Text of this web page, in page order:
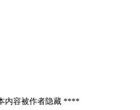
内容被作者隐藏 ****